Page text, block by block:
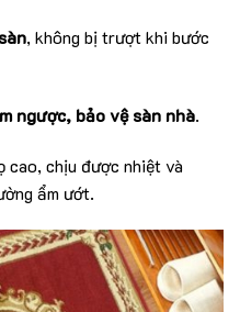
, không bị trượt khi bước
ngược, bảo vệ sàn nhà.
chịu được nhiệt và
ẩm ướt.